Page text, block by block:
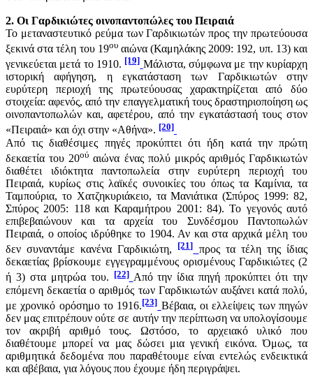
2. Οι Γαρδικιώτες οινοπαντοπώλες του Πειραιά
Το μεταναστευτικό ρεύμα των Γαρδικιωτών προς την πρωτεύουσα
ξεκινά στα τέλη του 19ουαιώνα (Καμηλάκης 2009: 192, υπ. 13) και
γενικεύεται μετά το 1910. [19] Μάλιστα, σύμφωνα με την κυρίαρχη
ιστορική αφήγηση, η εγκατάσταση των Γαρδικιωτών στην
ευρύτερη περιοχή της πρωτεύουσας χαρακτηρίζεται από δύο
στοιχεία: αφενός, από την επαγγελματική τους δραστηριοποίηση ως
οινοπαντοπωλών και, αφετέρου, από την εγκατάστασή τους στον
«Πειραιά» και όχι στην «Αθήνα». [20]
Από τις διαθέσιμες πηγές προκύπτει ότι ήδη κατά την πρώτη
δεκαετία του 20ού αιώνα ένας πολύ μικρός αριθμός Γαρδικιωτών
διαθέτει ιδιόκτητα παντοπωλεία στην ευρύτερη περιοχή του
Πειραιά, κυρίως στις λαϊκές συνοικίες του όπως τα Καμίνια, τα
Ταμπούρια, το Χατζηκυριάκειο, τα Μανιάτικα (Σπύρος 1999: 82,
Σπύρος 2005: 118 και Καραμήτρου 2001: 84). Το γεγονός αυτό
επιβεβαιώνουν και τα αρχεία του Συνδέσμου Παντοπωλών
Πειραιά, ο οποίος ιδρύθηκε το 1904. Αν και στα αρχικά μέλη του
δεν συναντάμε κανένα Γαρδικιώτη,
[21] προς τα τέλη της ίδιας
δεκαετίας βρίσκουμε εγγεγραμμένους ορισμένους Γαρδικιώτες (2
ή 3) στα μητρώα του. [22] Από την ίδια πηγή προκύπτει ότι την
επόμενη δεκαετία ο αριθμός των Γαρδικιωτών αυξάνει κατά πολύ,
με χρονικό ορόσημο το 1916.[23] Βέβαια, οι ελλείψεις των πηγών
δεν μας επιτρέπουν ούτε σε αυτήν την περίπτωση να υπολογίσουμε
τον ακριβή αριθμό τους. Ωστόσο, το αρχειακό υλικό που
διαθέτουμε μπορεί να μας δώσει μια γενική εικόνα. Όμως, τα
αριθμητικά δεδομένα που παραθέτουμε είναι εντελώς ενδεικτικά
και αβέβαια, για λόγους που έχουμε ήδη περιγράψει.